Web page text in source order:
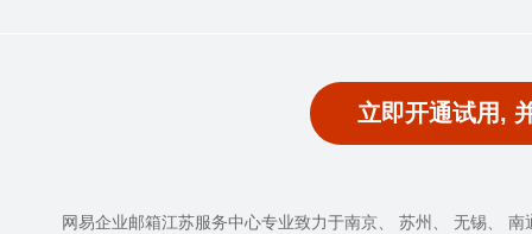
立即开通试用,
网易企业邮箱江苏服务中心专业致力于南京、 苏州、 无锡、